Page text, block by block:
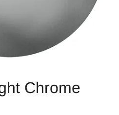
Chrome